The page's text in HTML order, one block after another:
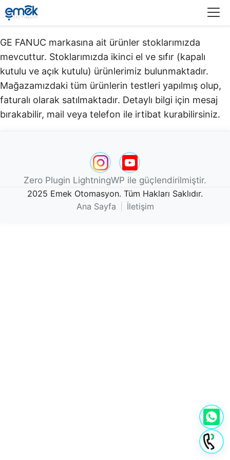
GE FANUC markasına ait ürünler stoklarımızda
mevcuttur. Stoklarımızda ikinci el ve sıfır (kapalı
kutulu ve açık kutulu) ürünlerimiz bulunmaktadır.​
Mağazamızdaki tüm ürünlerin testleri yapılmış olup,
faturalı olarak satılmaktadır. Detaylı bilgi için mesaj
bırakabilir, mail veya telefon ile irtibat kurabilirsiniz.
Zero Plugin LightningWP ile güçlendirilmiştir.
2025 Emek Otomasyon. Tüm Hakları Saklıdır.
Ana Sayfa
İletişim